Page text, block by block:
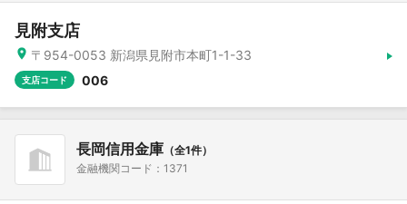
見附支店
〒954-0053 新潟県見附市本町1-1-33
支店コード 006
長岡信用金庫 （全1件）
金融機関コード：1371